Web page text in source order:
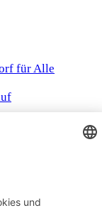
für Alle